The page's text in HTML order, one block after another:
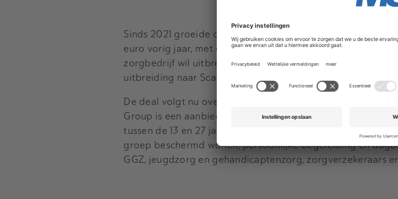
Sinds 2021 groeide de omzet van Yes We Can van
euro vorig jaar, met een winst van 2,2 miljoen euro. De
zorgbedrijf wil uitbreiden naar Groot-Brittannië en
uitbreiding naar Scandinavische landen.
De deal volgt nu overnamewaakhond ACM de overname
Group is een aanbieder van specialistische geestelijke
tussen de 13 en 27 jaar met psychische problemen,
groep beschermd wonen, persoonlijke begeleiding en
GGZ, jeugdzorg en gehandicaptenzorg, zorgverzekeraars